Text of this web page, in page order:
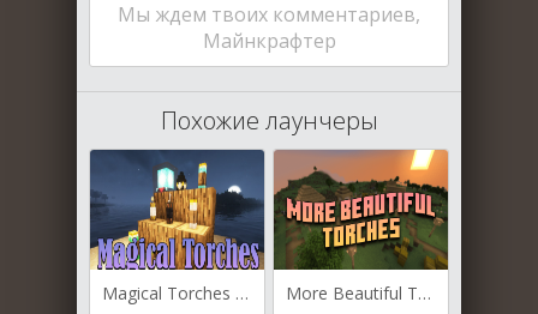
Мы ждем твоих комментариев,
Майнкрафтер
Похожие лаунчеры
Magical Torches для Майнкрафт [1.20.6, 1.20.4, 1.20.2] More Beautiful Torches для Майнкрафт [1.20.4, 1.20.2, 1.20.1]